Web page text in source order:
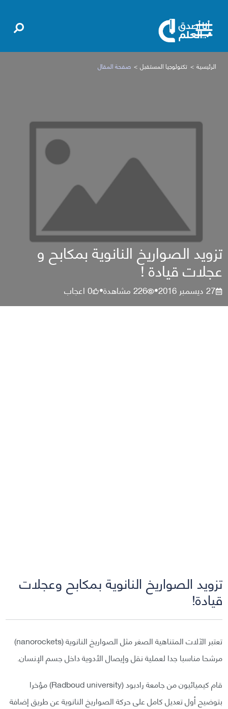
الرئيسية تكنولوجيا المستقبل صفحة المقال
تزويد الصواريخ النانوية بمكابح و
عجلات قيادة !
27 ديسمبر 2016 •
226مشاهدة•
0اعجاب
تزويد الصواريخ النانوية بمكابح وعجلات
قيادة!
تعتبر الآلات المتناهية الصغر مثل الصواريخ النانوية (nanorockets)
مرشحا مناسبا جدا لعملية نقل وإيصال الأدوية داخل جسم الإنسان.
قام كيميائيون من جامعة رادبود (Radboud university) مؤخرا
بتوضيح أول تعديل كامل على حركة الصواريخ النانوية عن طريق إضافة